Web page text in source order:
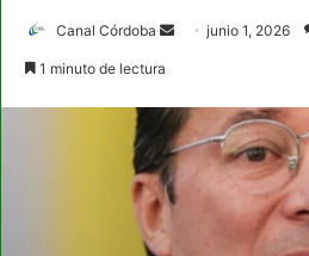
Canal Córdoba
Sendjunio 1, 2026
1 minuto de lectura